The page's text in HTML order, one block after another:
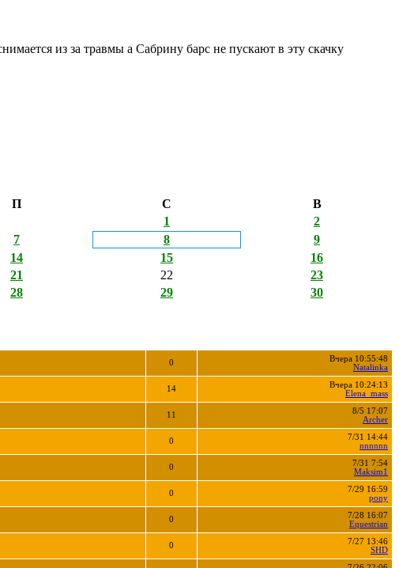
из за травмы а Сабрину барс не пускают в эту скачку
П С
В
1
2
7 8
9
14 15
16
21 22
23
28 29
30
0
Вчера 10:55:48
Natalinka
14
Вчера 10:24:13
Elena_mass
11
8/5 17:07
Archer
0
7/31 14:44
nnnnnn
0
7/31 7:54
Maksim1
0
7/29 16:59
pony
0
7/28 16:07
Equestrian
0
7/27 13:46
SHD